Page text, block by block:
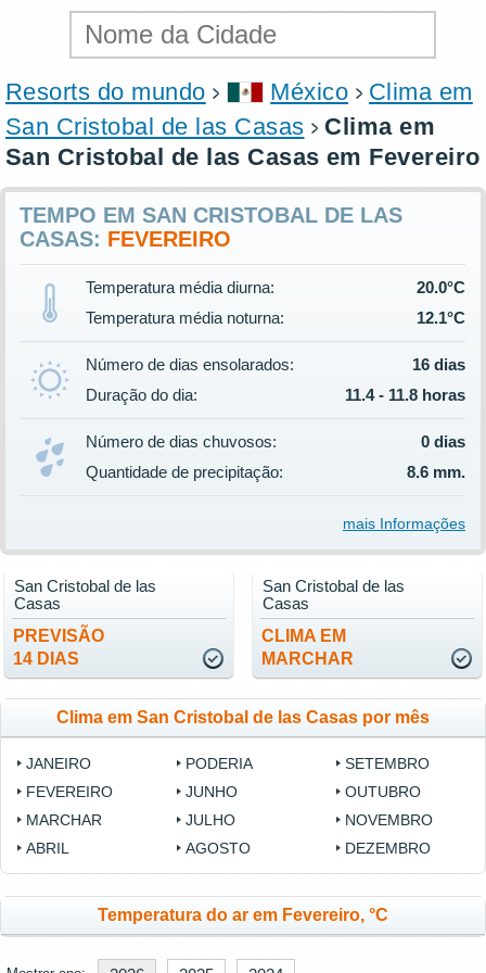
Resorts do mundo México
Clima em
San Cristobal de las Casas
Clima em
San Cristobal de las Casas em Fevereiro
TEMPO EM SAN CRISTOBAL DE LAS
CASAS: FEVEREIRO
Temperatura média diurna:
20.0°C
Temperatura média noturna:
12.1°C
Número de dias ensolarados:
16 dias
Duração do dia:
11.4 - 11.8 horas
Número de dias chuvosos:
0 dias
Quantidade de precipitação:
8.6 mm.
mais Informações
PREVISÃO
14 DIAS
San Cristobal de las
Casas
CLIMA EM
MARCHAR
San Cristobal de las
Casas
Clima em San Cristobal de las Casas por mês
JANEIRO
FEVEREIRO
MARCHAR
ABRIL
PODERIA
JUNHO
JULHO
AGOSTO
SETEMBRO
OUTUBRO
NOVEMBRO
DEZEMBRO
Temperatura do ar em Fevereiro, °C